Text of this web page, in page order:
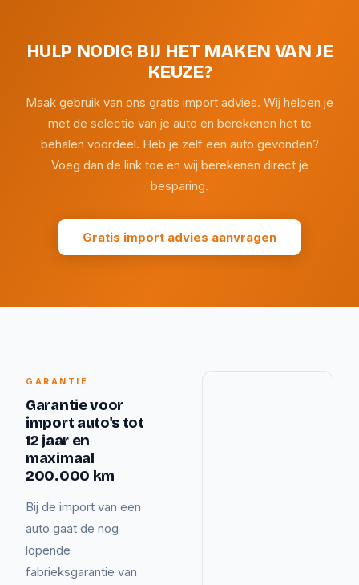
HULP NODIG BIJ HET MAKEN VAN JE
KEUZE?
Maak gebruik van ons gratis import advies. Wij helpen je
met de selectie van je auto en berekenen het te
behalen voordeel. Heb je zelf een auto gevonden?
Voeg dan de link toe en wij berekenen direct je
besparing.
Gratis import advies aanvragen
GARANTIE
Garantie voor
import auto's tot
12 jaar en
maximaal
200.000 km
Bij de import van een
auto gaat de nog
lopende
fabrieksgarantie van